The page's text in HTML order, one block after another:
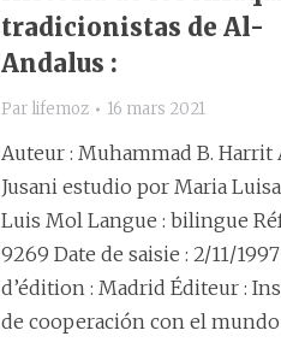
tradicionistas de Al-
Andalus :
Par lifemoz 16 mars 2021
Auteur : Muhammad B. Harrit
Jusani estudio por Maria
Luis Mol Langue : bilingue
9269 Date de saisie : 2/11/
d’édition : Madrid Éditeur :
de cooperación con el mundo